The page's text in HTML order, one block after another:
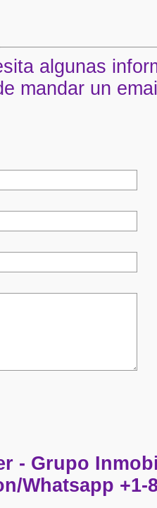
algunas
mandar un
- Grupo
Whatsapp +1-